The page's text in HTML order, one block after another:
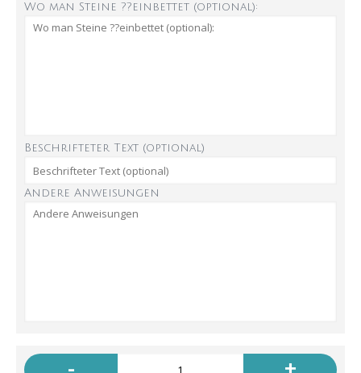
Wo man Steine ??einbettet (optional):
Beschrifteter Text (optional)
Andere Anweisungen